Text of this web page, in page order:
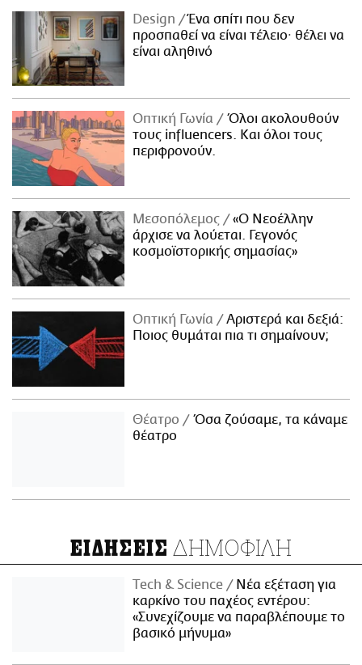
Design
Ένα σπίτι που δεν
προσπαθεί να είναι τέλειο· θέλει να
είναι αληθινό
Οπτική Γωνία
Όλοι ακολουθούν
τους influencers. Και όλοι τους
περιφρονούν.
Μεσοπόλεμος
«Ο Νεοέλλην
άρχισε να λούεται. Γεγονός
κοσμοϊστορικής σημασίας»
Οπτική Γωνία
Αριστερά και δεξιά:
Ποιος θυμάται πια τι σημαίνουν;
Θέατρο
Όσα ζούσαμε, τα κάναμε
θέατρο
ΕΙΔΗΣΕΙΣ ΔΗΜΟΦΙΛΗ
Τech & Science
Νέα εξέταση για
καρκίνο του παχέος εντέρου:
«Συνεχίζουμε να παραβλέπουμε το
βασικό μήνυμα»